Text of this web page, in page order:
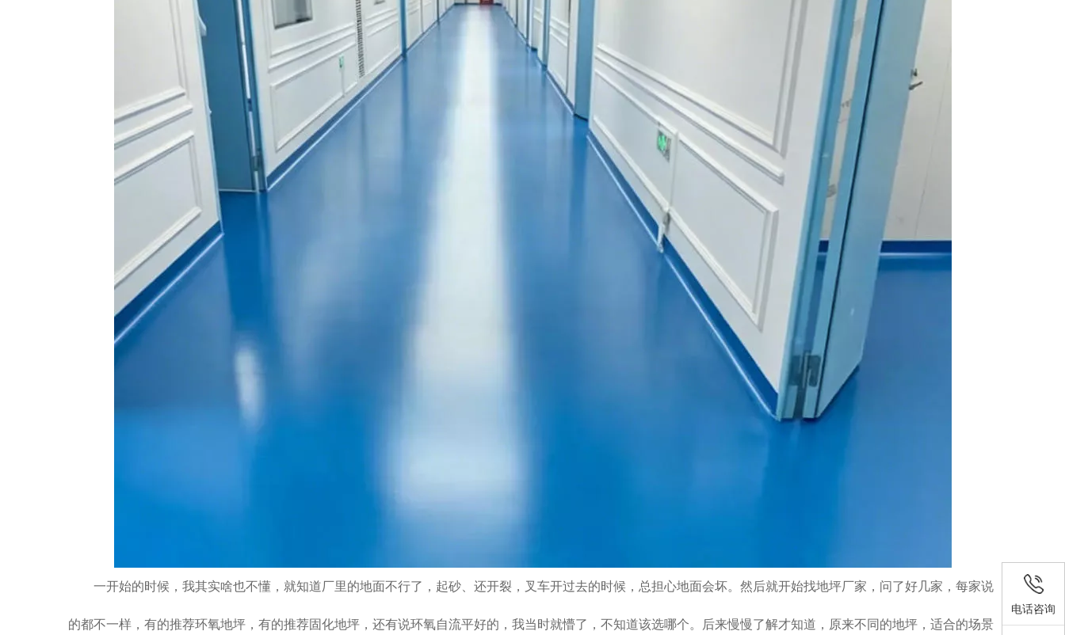
一开始的时候，我其实啥也不懂，就知道厂里的地面不行了，起砂、还开裂，叉车开过去的时候，总担心地面会坏。然后就开始找地坪厂家，问了好几家，每家说
的都不一样，有的推荐环氧地坪，有的推荐固化地坪，还有说环氧自流平好的，我当时就懵了，不知道该选哪个。后来慢慢了解才知道，原来不同的地坪，适合的场景
电话咨询